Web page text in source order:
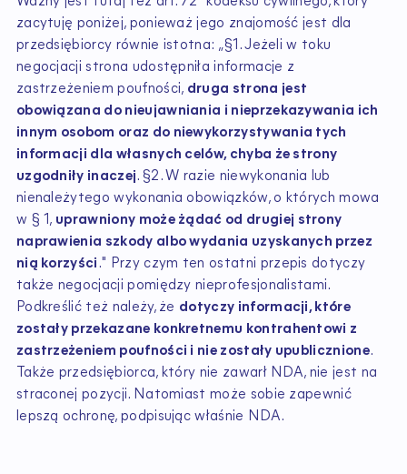
zacytuję poniżej, ponieważ jego znajomość jest dla
przedsiębiorcy równie istotna: „§1. Jeżeli w toku
negocjacji strona udostępniła informacje z
zastrzeżeniem poufności, druga strona jest
obowiązana do nieujawniania i nieprzekazywania ich
innym osobom oraz do niewykorzystywania tych
informacji dla własnych celów, chyba że strony
uzgodniły inaczej. §2. W razie niewykonania lub
nienależytego wykonania obowiązków, o których mowa
w § 1, uprawniony może żądać od drugiej strony
naprawienia szkody albo wydania uzyskanych przez
nią korzyści." Przy czym ten ostatni przepis dotyczy
także negocjacji pomiędzy nieprofesjonalistami.
Podkreślić też należy, że dotyczy informacji, które
zostały przekazane konkretnemu kontrahentowi z
zastrzeżeniem poufności i nie zostały upublicznione.
Także przedsiębiorca, który nie zawarł NDA, nie jest na
straconej pozycji. Natomiast może sobie zapewnić
lepszą ochronę, podpisując właśnie NDA.